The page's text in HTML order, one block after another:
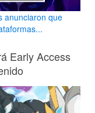
anunciaron que
Early Access